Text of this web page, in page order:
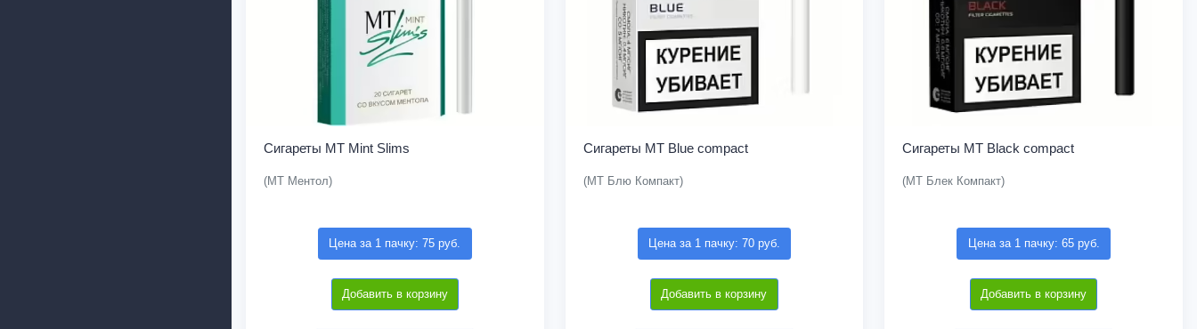
Сигареты MT Mint Slims
(МТ Ментол)
Цена за 1 пачку: 75 руб.
Добавить в корзину
Сигареты MT Blue compact
(МТ Блю Компакт)
Цена за 1 пачку: 70 руб.
Добавить в корзину
Сигареты MT Black compact
(МТ Блек Компакт)
Цена за 1 пачку: 65 руб.
Добавить в корзину